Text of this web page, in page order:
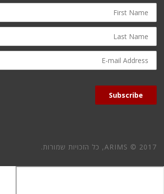
First
Name
Last
Name
E-
mail
Subscribe
ARIMS © 2017, כל הזכויות שמורות.